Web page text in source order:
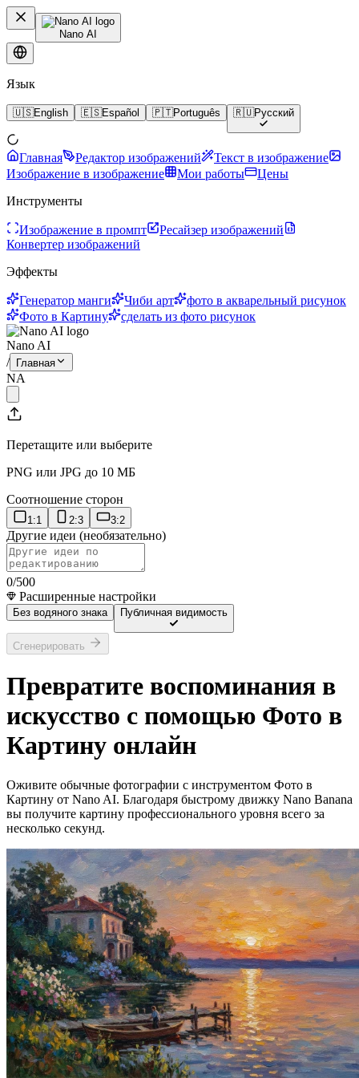
Nano AI
Язык
🇺🇸English 🇪🇸Español 🇵🇹Português 🇷🇺Русский
Главная Редактор изображений
Текст в изображение
Изображение в изображение
Мои работы
Цены
Инструменты
Изображение в промпт
Ресайзер изображений
Конвертер изображений
Эффекты
Генератор манги Чиби арт
фото в акварельный рисунок
Фото в Картину
сделать из фото рисунок
Nano AI
/
Главная
NA
Перетащите или выберите
PNG или JPG до 10 МБ
Соотношение сторон
1:1 2:3 3:2
Другие идеи (необязательно)
0/500
Расширенные настройки
Без водяного знака Публичная видимость
Сгенерировать
Превратите воспоминания в
искусство с помощью Фото в
Картину онлайн
Оживите обычные фотографии с инструментом Фото в
Картину от Nano AI. Благодаря быстрому движку Nano Banana
вы получите картину профессионального уровня всего за
несколько секунд.